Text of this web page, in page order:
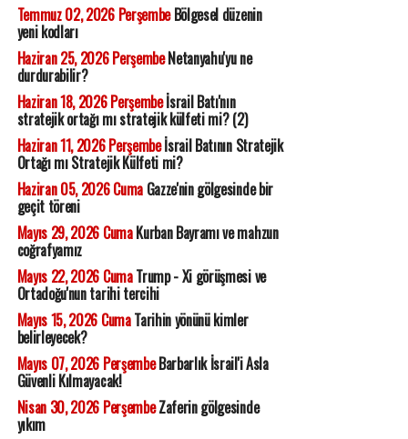
Temmuz 02, 2026 PerşembeBölgesel düzenin
yeni kodları
Haziran 25, 2026 PerşembeNetanyahu'yu ne
durdurabilir?
Haziran 18, 2026 Perşembeİsrail Batı'nın
stratejik ortağı mı stratejik külfeti mi? (2)
Haziran 11, 2026 Perşembeİsrail Batının Stratejik
Ortağı mı Stratejik Külfeti mi?
Haziran 05, 2026 CumaGazze'nin gölgesinde bir
geçit töreni
Mayıs 29, 2026 CumaKurban Bayramı ve mahzun
coğrafyamız
Mayıs 22, 2026 CumaTrump - Xi görüşmesi ve
Ortadoğu'nun tarihi tercihi
Mayıs 15, 2026 CumaTarihin yönünü kimler
belirleyecek?
Mayıs 07, 2026 PerşembeBarbarlık İsrail'i Asla
Güvenli Kılmayacak!
Nisan 30, 2026 PerşembeZaferin gölgesinde
yıkım